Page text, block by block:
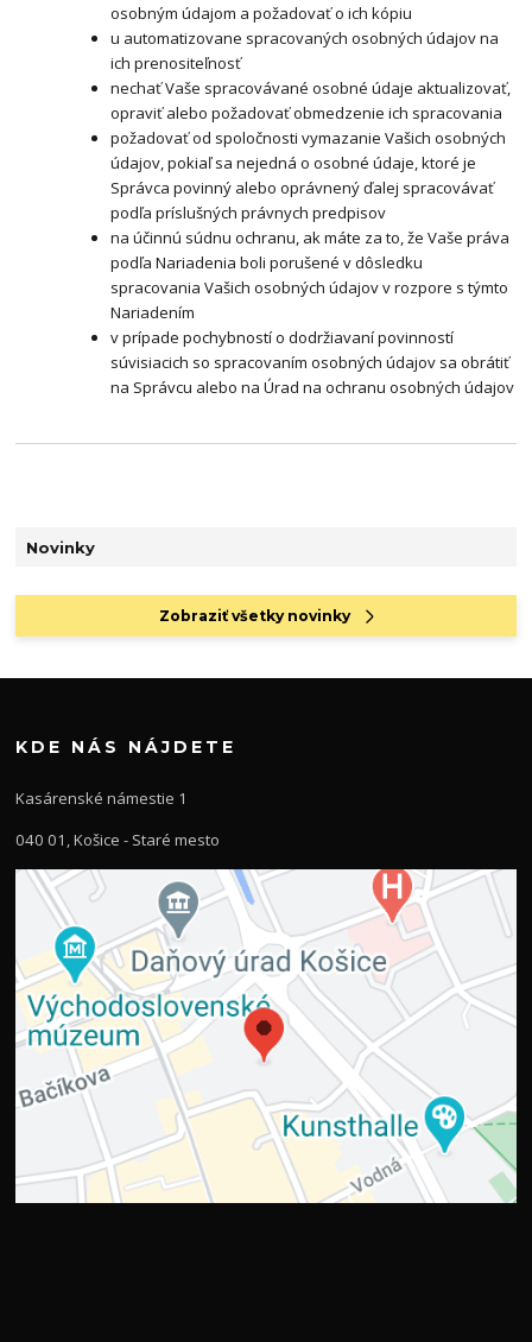
Novinky
Zobraziť všetky novinky
osobným údajom a požadovať o ich kópiu
u automatizovane spracovaných osobných údajov na
ich prenositeľnosť
nechať Vaše spracovávané osobné údaje aktualizovať,
opraviť alebo požadovať obmedzenie ich spracovania
požadovať od spoločnosti vymazanie Vašich osobných
údajov, pokiaľ sa nejedná o osobné údaje, ktoré je
Správca povinný alebo oprávnený ďalej spracovávať
podľa príslušných právnych predpisov
na účinnú súdnu ochranu, ak máte za to, že Vaše práva
podľa Nariadenia boli porušené v dôsledku
spracovania Vašich osobných údajov v rozpore s týmto
Nariadením
v prípade pochybností o dodržiavaní povinností
súvisiacich so spracovaním osobných údajov sa obrátiť
na Správcu alebo na Úrad na ochranu osobných údajov
KDE NÁS NÁJDETE
Kasárenské námestie 1
040 01, Košice - Staré mesto